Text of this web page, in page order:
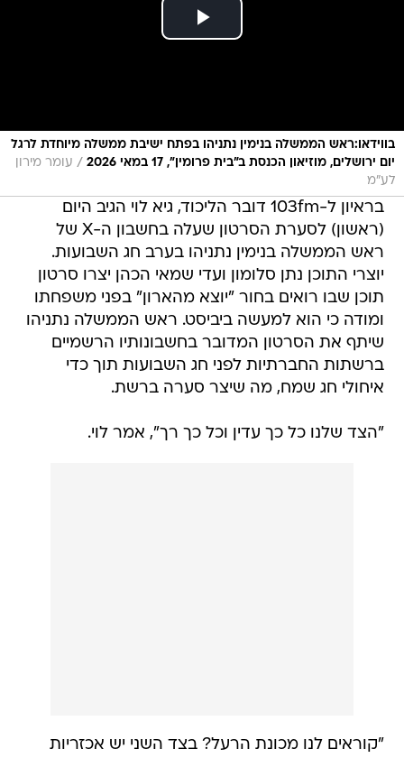
בווידאו:ראש הממשלה בנימין נתניהו בפתח ישיבת ממשלה מיוחדת לרגל
יום ירושלים, מוזיאון הכנסת ב״בית פרומין״, 17 במאי 2026
/ עומר מירון
לע"מ
בראיון ל-103fm דובר הליכוד, גיא לוי הגיב היום
(ראשון) לסערת הסרטון שעלה בחשבון ה-X של
ראש הממשלה בנימין נתניהו בערב חג השבועות.
יוצרי התוכן נתן סלומון ועדי שמאי הכהן יצרו סרטון
תוכן שבו רואים בחור "יוצא מהארון" בפני משפחתו
ומודה כי הוא למעשה ביביסט. ראש הממשלה נתניהו
שיתף את הסרטון המדובר בחשבונותיו הרשמיים
ברשתות החברתיות לפני חג השבועות תוך כדי
איחולי חג שמח, מה שיצר סערה ברשת.
"הצד שלנו כל כך עדין וכל כך רך", אמר לוי.
"קוראים לנו מכונת הרעל? בצד השני יש אכזריות